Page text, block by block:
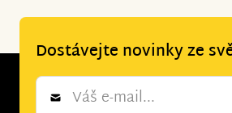
Dostávejte novinky ze
Newsletter